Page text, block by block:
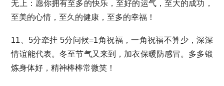
无上：愿你拥有至多的快乐，至好的运气，至大的成功，
至美的心情，至久的健康，至多的幸福！
11、5分牵挂 5分问候=1角祝福，一角祝福不算少，深深
情谊能代表。冬至节气又来到，加衣保暖防感冒。多多锻
炼身体好，精神棒棒常微笑！